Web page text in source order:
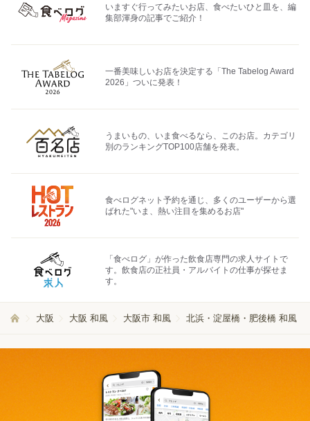
いますぐ行ってみたいお店、食べたいひと皿を、編
集部渾身の記事でご紹介！
一番美味しいお店を決定する「The Tabelog Award
2026」ついに発表！
うまいもの、いま食べるなら、このお店。カテゴリ
別のランキングTOP100店舗を発表。
食べログネット予約を通じ、多くのユーザーから選
ばれた"いま、熱い注目を集めるお店"
「食べログ」が作った飲食店専門の求人サイトで
す。飲食店の正社員・アルバイトの仕事が探せま
す。
大阪 大阪 和風 大阪市 和風 北浜・淀屋橋・肥後橋 和風